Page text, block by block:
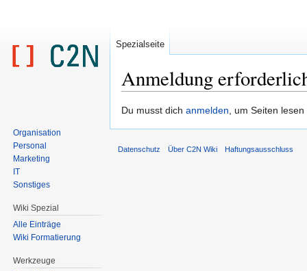
Anmeldung
Zur
Zur
Du musst dich anmelden, um Seiten
Spezialseite
Organisation
Personal
Marketing
IT
Sonstiges
Wiki Spezial
Alle Einträge
Wiki Formatierung
Werkzeuge
Datenschutz Über C2N Wiki Haftungsausschluss